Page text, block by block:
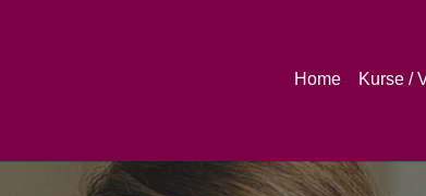
Home Kurse /